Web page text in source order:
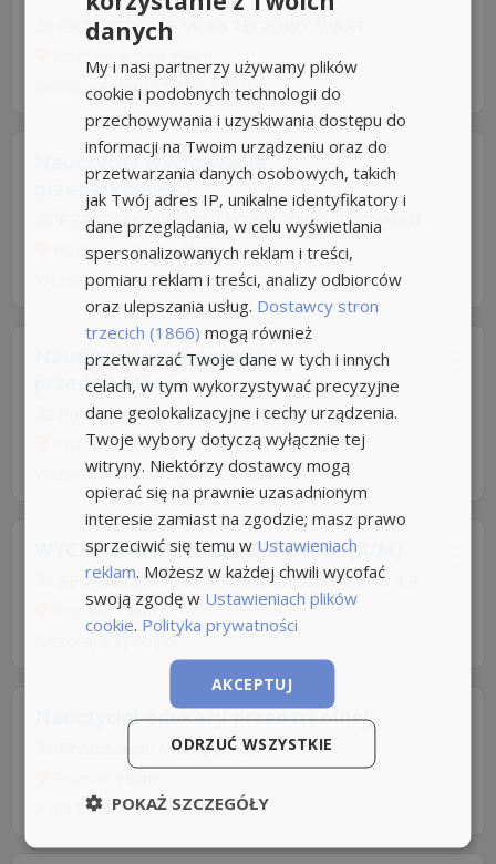
PRZEDSZKOLE NR 86 TĘCZOWY ŚWIAT
Dzisiaj-Aplikuj szybko z Nuzle
Nauczyciel wychowania
przedszkolnego
PRZEDSZKOLE GALILEO NR 200 W POZNANIU
Poznań-Jeżyce+9km
Wczoraj-Aplikuj szybko z Nuzle
Nauczyciel wychowania
przedszkolnego
Publiczne Przedszkole Familijne Ranczo
Poznań-Jeżyce+9km
Wczoraj-Aplikuj szybko z Nuzle
WYCHOWANIE PRZEDSZKOLNE (K/M)
ZESPÓŁ SZKOLNO-PRZEDSZKOLNY NR 18
Poznań+9km
aplikuj.pl
Nauczyciel edukacji przedszkolnej
Przedszkole nr 35 poznań
2 dni temu zpraca.pl
danych
My i nasi partnerzy używamy plików
cookie i podobnych technologii do
przechowywania i uzyskiwania dostępu do
informacji na Twoim urządzeniu oraz do
przetwarzania danych osobowych, takich
jak Twój adres IP, unikalne identyfikatory i
dane przeglądania, w celu wyświetlania
spersonalizowanych reklam i treści,
pomiaru reklam i treści, analizy odbiorców
oraz ulepszania usług. Dostawcy stron
trzecich (1866) mogą również
przetwarzać Twoje dane w tych i innych
celach, w tym wykorzystywać precyzyjne
dane geolokalizacyjne i cechy urządzenia.
Twoje wybory dotyczą wyłącznie tej
witryny. Niektórzy dostawcy mogą
opierać się na prawnie uzasadnionym
interesie zamiast na zgodzie; masz prawo
sprzeciwić się temu w Ustawieniach
reklam. Możesz w każdej chwili wycofać
swoją zgodę w Ustawieniach plików
cookie. Polityka prywatności
AKCEPTUJ
ODRZUĆ WSZYSTKIE
POKAŻ SZCZEGÓŁY